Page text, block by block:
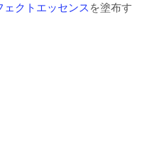
クトエッセンス を塗布す